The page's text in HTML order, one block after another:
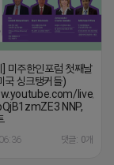
] 미주한인포럼 첫째날
국 싱크탱커들)
live/
NNP,
댓글: 0개